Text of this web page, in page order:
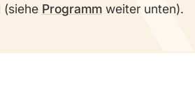
(siehe Programmweiter unten).